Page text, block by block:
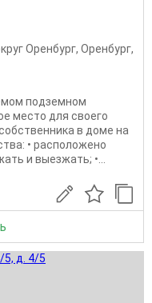
Оренбург, Оренбург,
подземном
место для своего
в доме на
• расположено
и выезжать; •...